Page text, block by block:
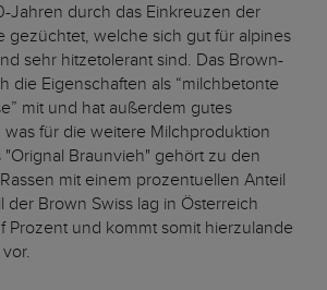
Jahren durch das Einkreuzen der
gezüchtet, welche sich gut für alpines
sehr hitzetolerant sind. Das Brown-
die Eigenschaften als “milchbetonte
mit und hat außerdem gutes
für die weitere Milchproduktion
"Orignal Braunvieh" gehört zu den
mit einem prozentuellen Anteil
der Brown Swiss lag in Österreich
Prozent und kommt somit hierzulande